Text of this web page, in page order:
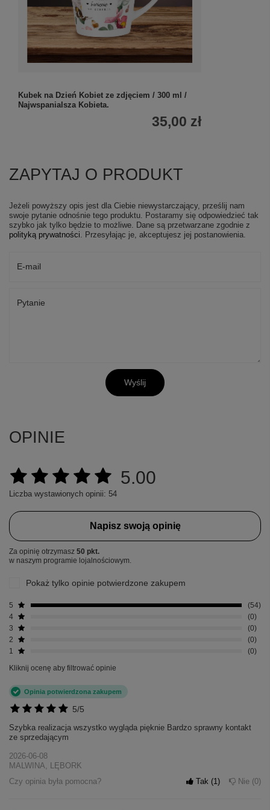
Kubek na Dzień Kobiet ze zdjęciem / 300 ml /
Najwspanialsza Kobieta.
35,00 zł
ZAPYTAJ O PRODUKT
Jeżeli powyższy opis jest dla Ciebie niewystarczający, prześlij nam
swoje pytanie odnośnie tego produktu. Postaramy się odpowiedzieć tak
szybko jak tylko będzie to możliwe. Dane są przetwarzane zgodnie z
polityką prywatności . Przesyłając je, akceptujesz jej postanowienia.
E-mail
Pytanie
Wyślij
OPINIE
5.00
Liczba wystawionych opinii: 54
Napisz swoją opinię
Za opinię otrzymasz 50 pkt.
w naszym programie lojalnościowym.
Pokaż tylko opinie potwierdzone zakupem
5
54
4
0
3
0
2
0
1
0
Kliknij ocenę aby filtrować opinie
5/5
Opinia potwierdzona zakupem
Szybka realizacja wszystko wygląda pięknie Bardzo sprawny kontakt
ze sprzedającym
2026-06-08
MALWINA, LĘBORK
Czy opinia była pomocna?
Tak 1 Nie 0